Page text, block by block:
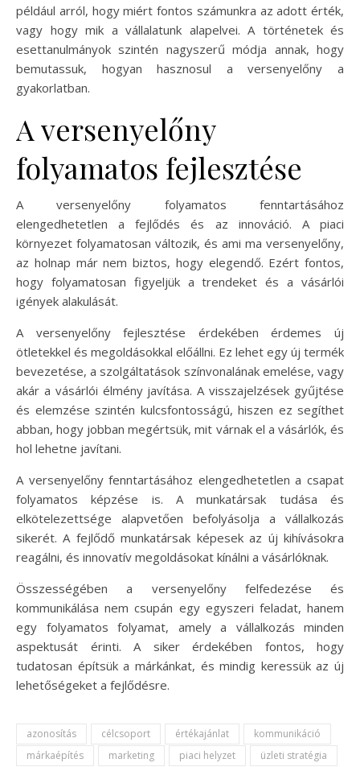
például arról, hogy miért fontos számunkra az adott érték,
vagy hogy mik a vállalatunk alapelvei. A történetek és
esettanulmányok szintén nagyszerű módja annak, hogy
bemutassuk, hogyan hasznosul a versenyelőny a
gyakorlatban.
A versenyelőny
folyamatos fejlesztése
A versenyelőny folyamatos fenntartásához
elengedhetetlen a fejlődés és az innováció. A piaci
környezet folyamatosan változik, és ami ma versenyelőny,
az holnap már nem biztos, hogy elegendő. Ezért fontos,
hogy folyamatosan figyeljük a trendeket és a vásárlói
igények alakulását.
A versenyelőny fejlesztése érdekében érdemes új
ötletekkel és megoldásokkal előállni. Ez lehet egy új termék
bevezetése, a szolgáltatások színvonalának emelése, vagy
akár a vásárlói élmény javítása. A visszajelzések gyűjtése
és elemzése szintén kulcsfontosságú, hiszen ez segíthet
abban, hogy jobban megértsük, mit várnak el a vásárlók, és
hol lehetne javítani.
A versenyelőny fenntartásához elengedhetetlen a csapat
folyamatos képzése is. A munkatársak tudása és
elkötelezettsége alapvetően befolyásolja a vállalkozás
sikerét. A fejlődő munkatársak képesek az új kihívásokra
reagálni, és innovatív megoldásokat kínálni a vásárlóknak.
Összességében a versenyelőny felfedezése és
kommunikálása nem csupán egy egyszeri feladat, hanem
egy folyamatos folyamat, amely a vállalkozás minden
aspektusát érinti. A siker érdekében fontos, hogy
tudatosan építsük a márkánkat, és mindig keressük az új
lehetőségeket a fejlődésre.
azonosítás célcsoport értékajánlat
kommunikáció
márkaépítés
marketing piaci helyzet üzleti stratégia